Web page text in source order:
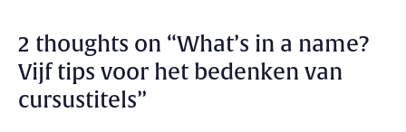
2 thoughts on “What’s in a name?
Vijf tips voor het bedenken van
cursustitels”